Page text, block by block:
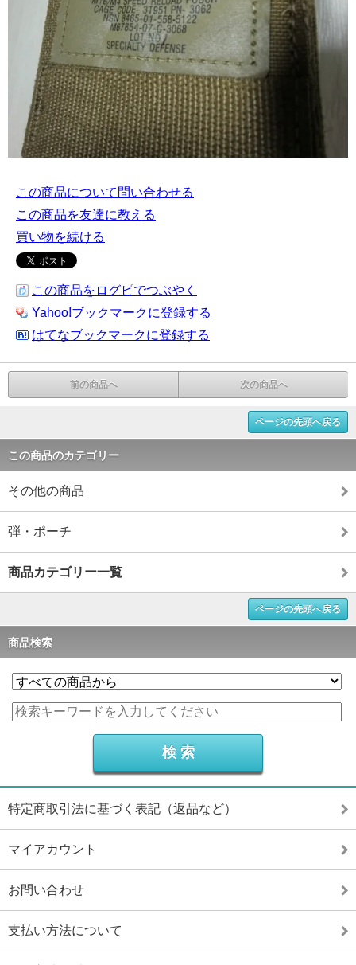
この商品について問い合わせる
この商品を友達に教える
買い物を続ける
この商品をログピでつぶやく
Yahoo!ブックマークに登録する
はてなブックマークに登録する
前の商品へ 次の商品へ
ページの先頭へ戻る
この商品のカテゴリー
その他の商品
弾・ポーチ
商品カテゴリー一覧
ページの先頭へ戻る
商品検索
特定商取引法に基づく表記（返品など）
マイアカウント
お問い合わせ
支払い方法について